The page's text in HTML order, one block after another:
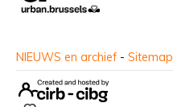
NIEUWS en archief - Sitemap